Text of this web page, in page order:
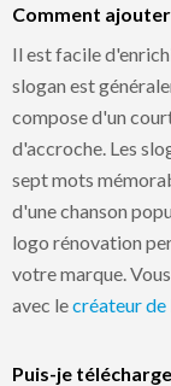
Comment
Il est facile
slogan est
compose d'un
d'accroche. Les
sept mots
d'une chanson
logo rénovation
votre marque.
avec lecréateur
Puis-je